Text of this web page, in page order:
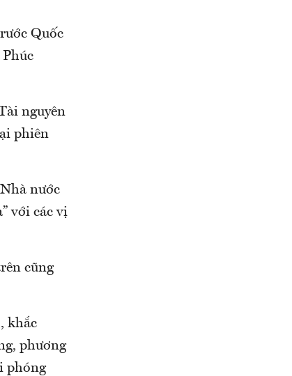
Quốc
nguyên
phiên
nước
với các vị
cũng
khắc
phương
phóng